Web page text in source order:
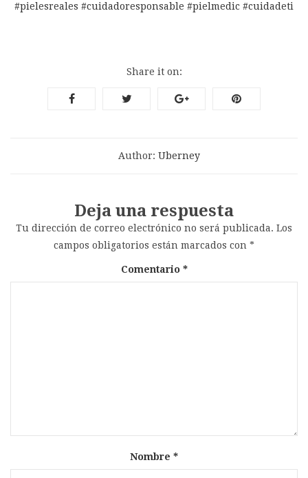
#pielesreales #cuidadoresponsable #pielmedic #cuidadeti
Share it on:
Author: Uberney
Deja una respuesta
Tu dirección de correo electrónico no será publicada. Los
campos obligatorios están marcados con *
Comentario *
Nombre *